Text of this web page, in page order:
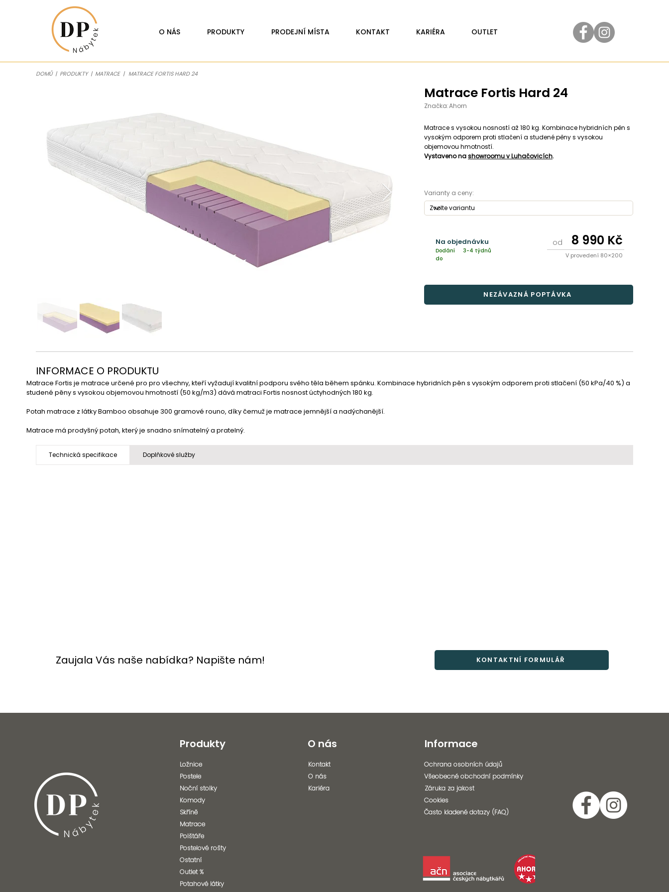
O NÁS PRODUKTY PRODEJNÍ MÍSTA KONTAKT KARIÉRA OUTLET
DOMŮ| PRODUKTY| MATRACE | MATRACE FORTIS HARD 24
Matrace Fortis Hard 24
Značka:Ahorn
Matrace s vysokou nosností až 180 kg. Kombinace hybridních pěn s
vysokým odporem proti stlačení a studené pěny s vysokou
objemovou hmotností.
Vystaveno nashowroomu v Luhačovicích.
Varianty a ceny:
Na objednávku
Dodání
do
3-4 týdnů
od 8 990 Kč
V provedení 80×200
NEZÁVAZNÁ POPTÁVKA
INFORMACE O PRODUKTU
Matrace Fortis je matrace určené pro pro všechny, kteří vyžadují kvalitní podporu svého těla během spánku. Kombinace hybridních pěn s vysokým odporem proti stlačení (50 kPa/40 %) a
studené pěny s vysokou objemovou hmotností (50 kg/m3) dává matraci Fortis nosnost úctyhodných 180 kg.
Potah matrace z látky Bamboo obsahuje 300 gramové rouno, díky čemuž je matrace jemnější a nadýchanější.
Matrace má prodyšný potah, který je snadno snímatelný a pratelný.
Technická specifikace Doplňkové služby
Zaujala Vás naše nabídka? Napište nám! KONTAKTNÍ FORMULÁŘ
Produkty
Ložnice
Postele
Noční stolky
Komody
Skříně
Matrace
Polštáře
Postelové rošty
Ostatní
Outlet %
Potahové látky
O nás
Kontakt
O nás
Kariéra
Informace
Ochrana osobních údajů
Všeobecné obchodní podmínky
Cookies
Často kladené dotazy (FAQ)
Záruka za jakost